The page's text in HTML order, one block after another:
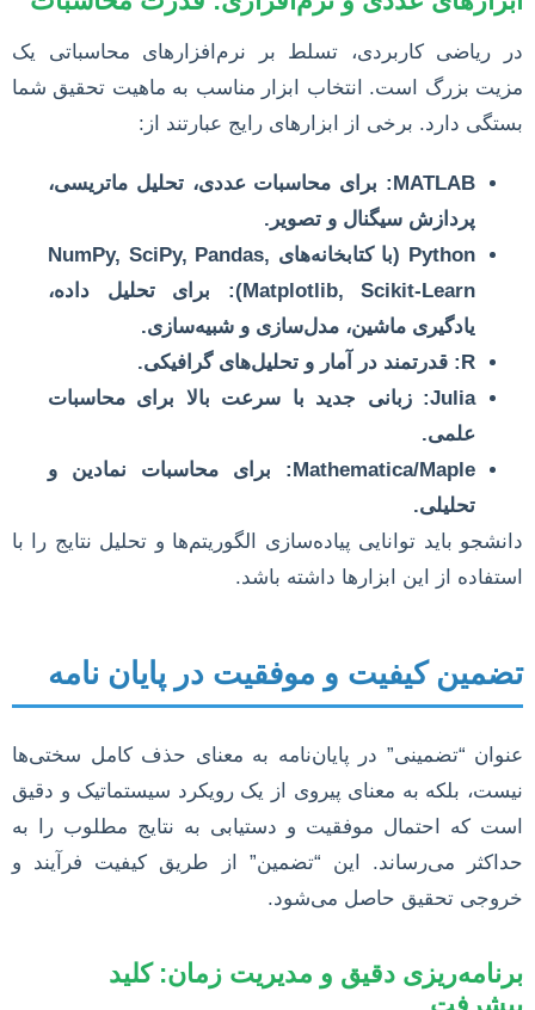
در ریاضی کاربردی، تسلط بر نرم‌افزارهای محاسباتی یک
مزیت بزرگ است. انتخاب ابزار مناسب به ماهیت تحقیق شما
بستگی دارد. برخی از ابزارهای رایج عبارتند از:
MATLAB:
برای محاسبات عددی، تحلیل ماتریسی،
پردازش سیگنال و تصویر.
Python (با کتابخانه‌های NumPy, SciPy, Pandas,
Matplotlib, Scikit-Learn):
برای تحلیل داده،
یادگیری ماشین، مدل‌سازی و شبیه‌سازی.
R:
قدرتمند در آمار و تحلیل‌های گرافیکی.
Julia:
زبانی جدید با سرعت بالا برای محاسبات
علمی.
Mathematica/Maple:
برای محاسبات نمادین و
تحلیلی.
دانشجو باید توانایی پیاده‌سازی الگوریتم‌ها و تحلیل نتایج را با
استفاده از این ابزارها داشته باشد.
تضمین کیفیت و موفقیت در پایان نامه
عنوان “تضمینی” در پایان‌نامه به معنای حذف کامل سختی‌ها
نیست، بلکه به معنای پیروی از یک رویکرد سیستماتیک و دقیق
است که احتمال موفقیت و دستیابی به نتایج مطلوب را به
حداکثر می‌رساند. این “تضمین” از طریق کیفیت فرآیند و
خروجی تحقیق حاصل می‌شود.
برنامه‌ریزی دقیق و مدیریت زمان: کلید